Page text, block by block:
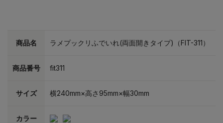
商品名 ラメプックリふでいれ(両面開きタイプ)（FIT-311）
商品番号 fit311
サイズ 横240mm×高さ95mm×幅30mm
カラー